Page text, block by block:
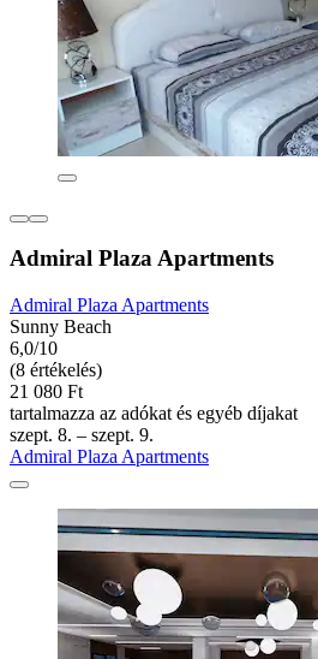
Admiral Plaza Apartments
Admiral Plaza Apartments
Sunny Beach
6,0/10
(8 értékelés)
21 080 Ft
tartalmazza az adókat és egyéb díjakat
szept. 8. – szept. 9.
Admiral Plaza Apartments